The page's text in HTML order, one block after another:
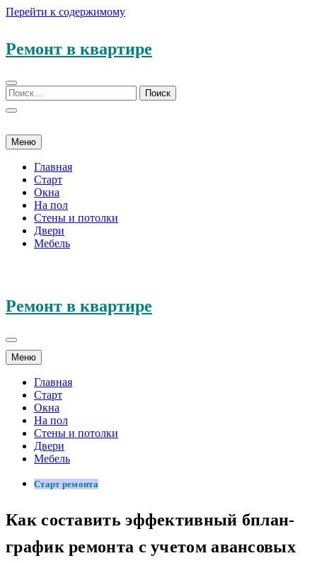
Перейти к содержимому
Ремонт в квартире
Меню
Главная
Старт
Окна
На пол
Стены и потолки
Двери
Мебель
Ремонт в квартире
Меню
Главная
Старт
Окна
На пол
Стены и потолки
Двери
Мебель
Старт ремонта
Как составить эффективный бплан-
график ремонта с учетом авансовых